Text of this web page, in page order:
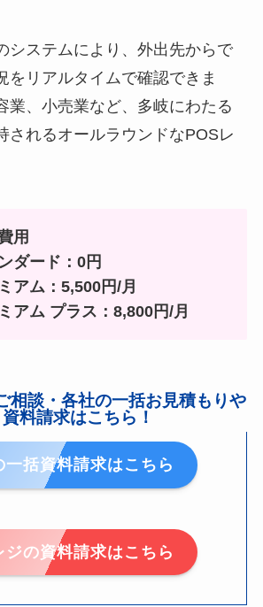
システムにより、外出先からで
をリアルタイムで確認できま
業、小売業など、多岐にわたる
されるオールラウンドなPOSレ
用
ダード：0円
アム：5,500円/月
アム プラス：8,800円/月
相談・各社の一括お見積もりや
資料請求はこちら！
一括資料請求はこちら
ジの資料請求はこちら